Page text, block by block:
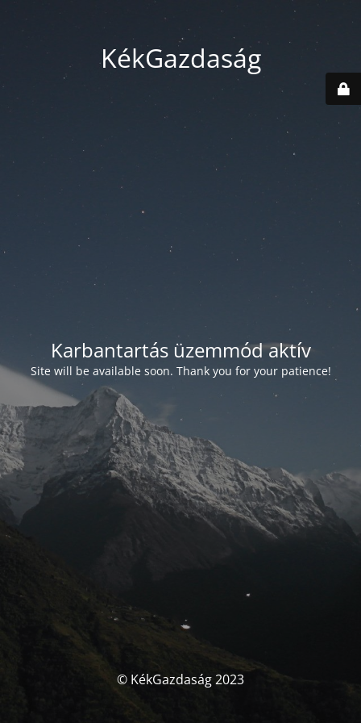
KékGazdaság
Karbantartás üzemmód aktív
Site will be available soon. Thank you for your patience!
© KékGazdaság 2023